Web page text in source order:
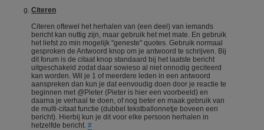
Citeren
Citeren oftewel het herhalen van (een deel) van iemands
bericht kan nuttig zijn, maar gebruik het met mate. En gebruik
het liefst zo min mogelijk "geneste" quotes. Gebruik normaal
gesproken de Antwoord knop om je antwoord te schrijven. Bij
dit forum is de citaat knop standaard bij het laatste bericht
uitgeschakeld zodat daar sowieso al niet onnodig geciteerd
kan worden. Wil je 1 of meerdere leden in een antwoord
aanspreken dan kun je dat eenvoudig doen door je reactie te
beginnen met @Pieter (Pieter is hier een voorbeeld) en
daarna je verhaal te doen, of nog beter en maak gebruik van
de multi-citaat functie (dubbel tekstballonnetje boveen een
bericht). Hierbij kun je dit voor elke persoon herhalen in
hetzelfde bericht. #